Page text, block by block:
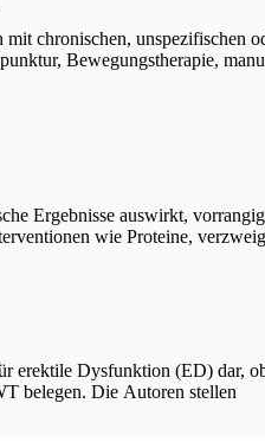
chronischen, unspezifischen
Bewegungstherapie,
Ergebnisse auswirkt,
wie Proteine,
erektile Dysfunktion (ED)
belegen. Die Autoren stellen